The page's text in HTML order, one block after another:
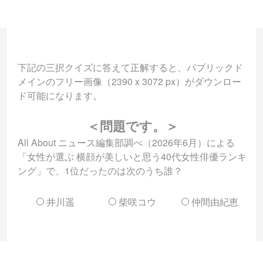
下記の三択クイズに答えて正解すると、パブリックド
メインのフリー画像（2390 x 3072 px）がダウンロー
ド可能になります。
＜問題です。＞
All About ニュース編集部調べ（2026年6月）による
「女性が選ぶ 横顔が美しいと思う40代女性俳優ランキ
ング」で、1位だったのは次のうち誰？
井川遥 柴咲コウ 仲間由紀恵